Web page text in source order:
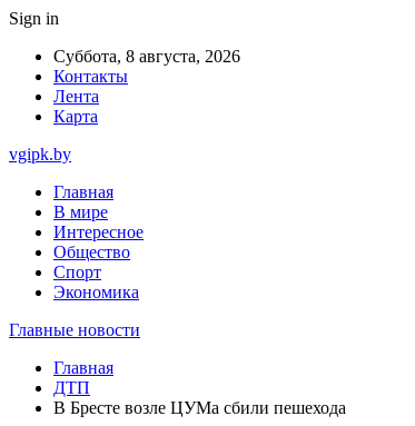
Sign in
Суббота, 8 августа, 2026
Контакты
Лента
Карта
vgipk.by
Главная
В мире
Интересное
Общество
Спорт
Экономика
Главные новости
Главная
ДТП
В Бресте возле ЦУМа сбили пешехода